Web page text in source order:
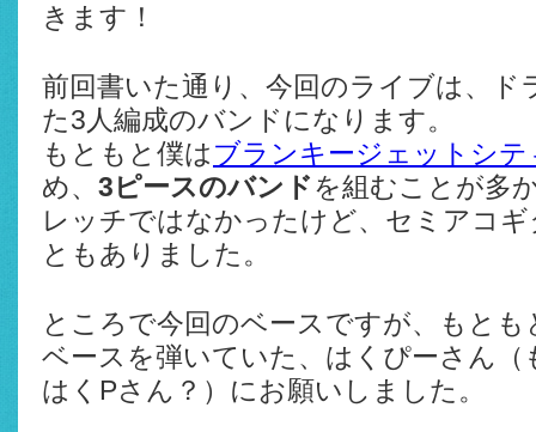
きます！
前回書いた通り、今回のライブは、ド
た3人編成のバンドになります。
もともと僕は ブランキージェットシテ
め、 3ピースのバンド を組むことが多
レッチではなかったけど、セミアコ
ともありました。
ところで今回のベースですが、もとも
ベースを弾いていた、はくぴーさん（
はくPさん？）にお願いしました。